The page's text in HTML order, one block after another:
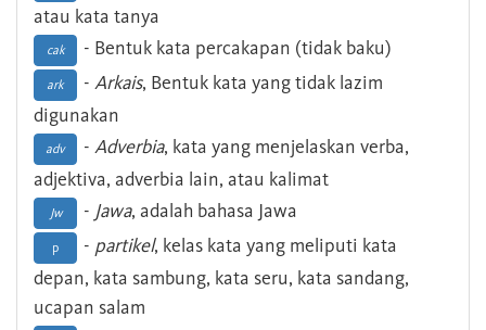
atau kata tanya
cak - Bentuk kata percakapan (tidak baku)
ark - Arkais, Bentuk kata yang tidak lazim
digunakan
adv - Adverbia, kata yang menjelaskan verba,
adjektiva, adverbia lain, atau kalimat
Jw - Jawa, adalah bahasa Jawa
p - partikel, kelas kata yang meliputi kata
depan, kata sambung, kata seru, kata sandang,
ucapan salam